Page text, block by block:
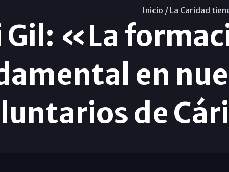
Inicio / La Caridad
Gil: «La
en
de